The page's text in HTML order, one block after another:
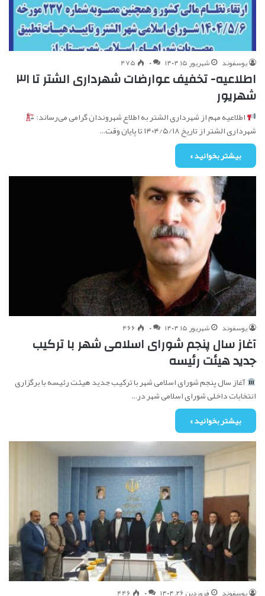
یوسفوند شهریور ۱۵, ۱۴۰۴ ۰ 475
اطلاعیه- تخفیف عوارضات شهرداری الشتر تا ۳۱
شهریور
اطلاعیه مهم از شهرداری الشتر به اطلاع شهروندان گرامی می‌رساند:
شهرداری الشتر از تاریخ ۱۴۰۴/۵/۱۸ تا پایان وقت…
بیشتر بخوانید »
یوسفوند شهریور ۱۵, ۱۴۰۴ ۰ 466
آغاز سال پنجم شورای اسلامی شهر با ترکیب
جدید هیئت رئیسه
آغاز سال پنجم شورای اسلامی شهر با ترکیب جدید هیئت رئیسه با برگزاری
انتخابات داخلی شورای اسلامی شهر در…
بیشتر بخوانید »
یوسفوند فروردین ۲۶, ۱۴۰۴ ۰ 446